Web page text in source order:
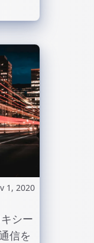
1, 2020
シー
信を